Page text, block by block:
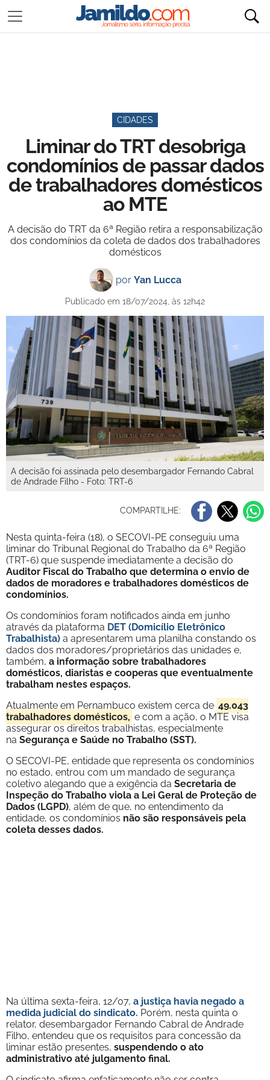
CIDADES
Liminar do TRT desobriga
condomínios de passar dados
de trabalhadores domésticos
ao MTE
A decisão do TRT da 6ª Região retira a responsabilização
dos condomínios da coleta de dados dos trabalhadores
domésticos
por Yan Lucca
Publicado em 18/07/2024, às 12h42
A decisão foi assinada pelo desembargador Fernando Cabral
de Andrade Filho - Foto: TRT-6
COMPARTILHE:
Nesta quinta-feira (18), o SECOVI-PE conseguiu uma
liminar do Tribunal Regional do Trabalho da 6ª Região
(TRT-6) que suspende imediatamente a decisão do
Auditor Fiscal do Trabalho que determina o envio de
dados de moradores e trabalhadores domésticos de
condomínios.
Os condomínios foram notificados ainda em junho
através da plataforma DET (Domicílio Eletrônico
Trabalhista) a apresentarem uma planilha constando os
dados dos moradores/proprietários das unidades e,
também, a informação sobre trabalhadores
domésticos, diaristas e cooperas que eventualmente
trabalham nestes espaços.
Atualmente em Pernambuco existem cerca de 49.043
trabalhadores domésticos, e com a ação, o MTE visa
assegurar os direitos trabalhistas, especialmente
na Segurança e Saúde no Trabalho (SST).
O SECOVI-PE, entidade que representa os condomínios
no estado, entrou com um mandado de segurança
coletivo alegando que a exigência da Secretaria de
Inspeção do Trabalho viola a Lei Geral de Proteção de
Dados (LGPD), além de que, no entendimento da
entidade, os condomínios não são responsáveis pela
coleta desses dados.
Na última sexta-feira, 12/07, a justiça havia negado a
medida judicial do sindicato. Porém, nesta quinta o
relator, desembargador Fernando Cabral de Andrade
Filho, entendeu que os requisitos para concessão da
liminar estão presentes, suspendendo o ato
administrativo até julgamento final.